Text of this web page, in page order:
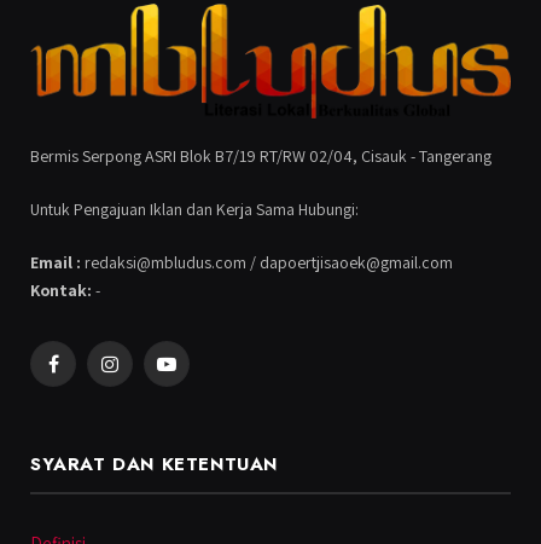
Bermis Serpong ASRI Blok B7/19 RT/RW 02/04, Cisauk - Tangerang
Untuk Pengajuan Iklan dan Kerja Sama Hubungi:
Email : redaksi@mbludus.com / dapoertjisaoek@gmail.com
Kontak: -
FacebookInstagramYouTube
SYARAT DAN KETENTUAN